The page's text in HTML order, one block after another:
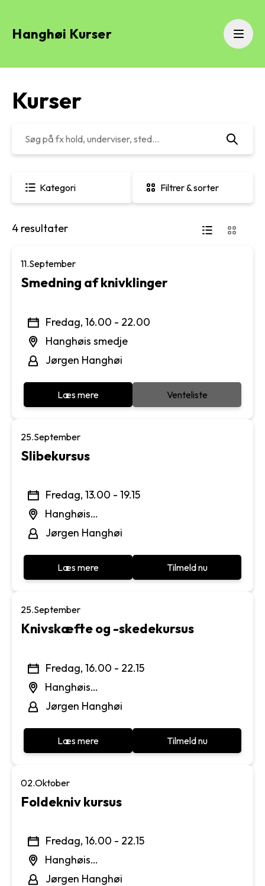
Menu
Hanghøi Kurser
Kurser
Kategori Filtrer & sorter
4 resultater
11.September
Smedning af knivklinger
Fredag, 16.00 - 22.00
Hanghøis smedje
Jørgen Hanghøi
Læs mere Venteliste
25.September
Slibekursus
Fredag, 13.00 - 19.15
Hanghøis
Maskinværksted
Jørgen Hanghøi
Læs mere Tilmeld nu
25.September
Knivskæfte og -skedekursus
Fredag, 16.00 - 22.15
Hanghøis
Maskinværksted
Jørgen Hanghøi
Læs mere Tilmeld nu
02.Oktober
Foldekniv kursus
Fredag, 16.00 - 22.15
Hanghøis
Maskinværksted
Jørgen Hanghøi